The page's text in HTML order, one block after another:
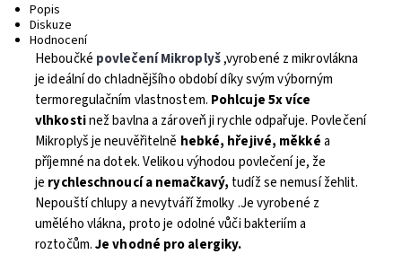
Popis
Diskuze
Hodnocení
Heboučké povlečení Mikroplyš,vyrobené z mikrovlákna
je ideální do chladnějšího období díky svým výborným
termoregulačním vlastnostem. Pohlcuje 5x více
vlhkostinež bavlna a zároveň ji rychle odpařuje. Povlečení
Mikroplyš je neuvěřitelně hebké, hřejivé, měkkéa
příjemné na dotek. Velikou výhodou povlečení je, že
je rychleschnoucí a nemačkavý, tudíž se nemusí žehlit.
Nepouští chlupy a nevytváří žmolky .Je vyrobené z
umělého vlákna, proto je odolné vůči bakteriím a
roztočům.Je vhodné pro alergiky.